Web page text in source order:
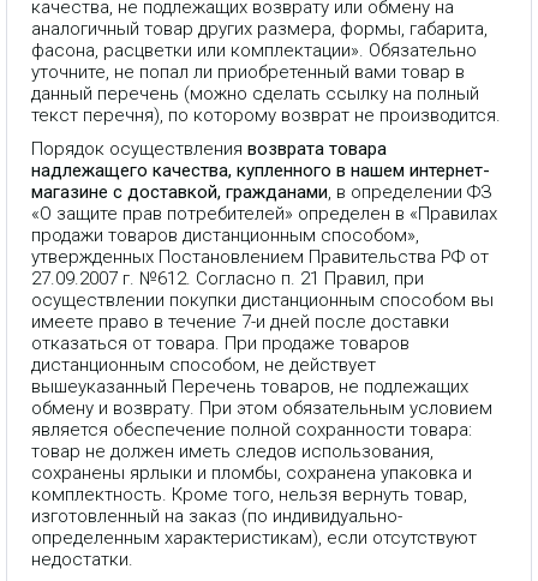
качества, не подлежащих возврату или обмену на
аналогичный товар других размера, формы, габарита,
фасона, расцветки или комплектации». Обязательно
уточните, не попал ли приобретенный вами товар в
данный перечень (можно сделать ссылку на полный
текст перечня), по которому возврат не производится.
Порядок осуществления возврата товара
надлежащего качества, купленного в нашем интернет-
магазине с доставкой, гражданами, в определении ФЗ
«О защите прав потребителей» определен в «Правилах
продажи товаров дистанционным способом»,
утвержденных Постановлением Правительства РФ от
27.09.2007 г. №612. Согласно п. 21 Правил, при
осуществлении покупки дистанционным способом вы
имеете право в течение 7-и дней после доставки
отказаться от товара. При продаже товаров
дистанционным способом, не действует
вышеуказанный Перечень товаров, не подлежащих
обмену и возврату. При этом обязательным условием
является обеспечение полной сохранности товара:
товар не должен иметь следов использования,
сохранены ярлыки и пломбы, сохранена упаковка и
комплектность. Кроме того, нельзя вернуть товар,
изготовленный на заказ (по индивидуально-
определенным характеристикам), если отсутствуют
недостатки.